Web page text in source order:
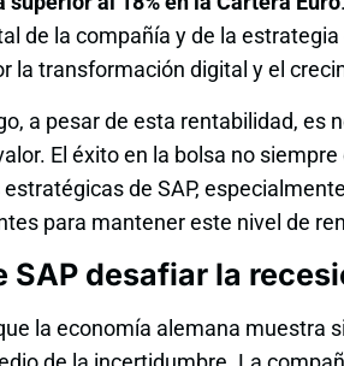
de la compañía y de la
la transformación digital y el
a pesar de esta rentabilidad, es
El éxito en la bolsa no
de SAP,
para mantener este nivel de
SAP desafiar la
la economía alemana muestra